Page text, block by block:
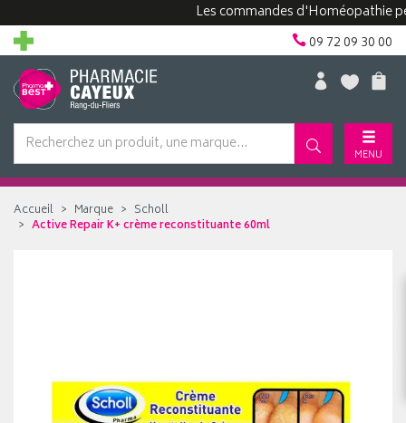
Les commandes d'Homéopathie
09 72 09 30 00
MENU
Accueil Marque
Scholl
Active Repair K+ crème reconstituante 60ml